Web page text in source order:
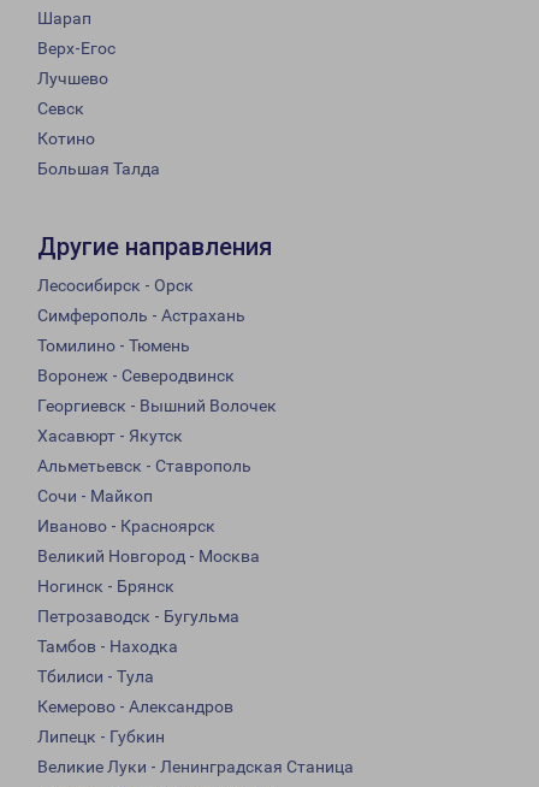
Шарап
Верх-Егос
Лучшево
Севск
Котино
Большая Талда
Другие направления
Лесосибирск - Орск
Симферополь - Астрахань
Томилино - Тюмень
Воронеж - Северодвинск
Георгиевск - Вышний Волочек
Хасавюрт - Якутск
Альметьевск - Ставрополь
Сочи - Майкоп
Иваново - Красноярск
Великий Новгород - Москва
Ногинск - Брянск
Петрозаводск - Бугульма
Тамбов - Находка
Тбилиси - Тула
Кемерово - Александров
Липецк - Губкин
Великие Луки - Ленинградская Станица